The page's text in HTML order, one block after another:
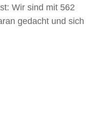
Wir sind mit 562
gedacht und sich